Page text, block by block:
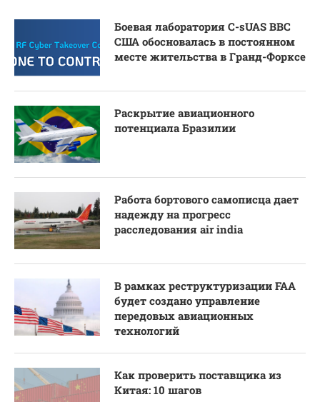
Боевая лаборатория C-sUAS ВВС
США обосновалась в постоянном
месте жительства в Гранд-Форксе
Раскрытие авиационного
потенциала Бразилии
Работа бортового самописца дает
надежду на прогресс
расследования air india
В рамках реструктуризации FAA
будет создано управление
передовых авиационных
технологий
Как проверить поставщика из
Китая: 10 шагов